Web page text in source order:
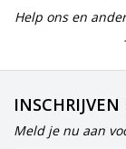
Help ons en
Meld je nu aan